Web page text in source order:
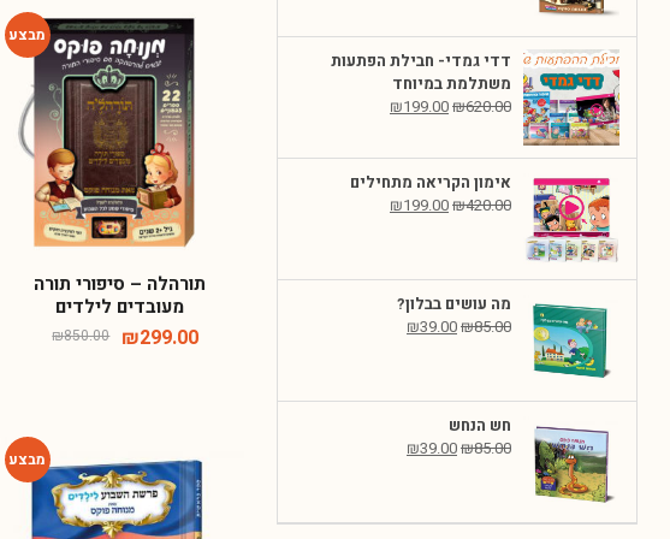
דדי גמדי- חבילת הפתעות
משתלמת במיוחד
₪620.00
₪199.00
אימון הקריאה מתחילים
₪420.00
₪199.00
מה עושים בבלון?
₪85.00
₪39.00
חש הנחש
₪85.00
₪39.00
תורהלה – סיפורי תורה
מעובדים לילדים
₪850.00 ₪299.00